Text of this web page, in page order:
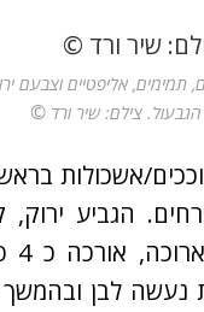
צילם: שיר ורד ©
אשכולות
נעשה לבן